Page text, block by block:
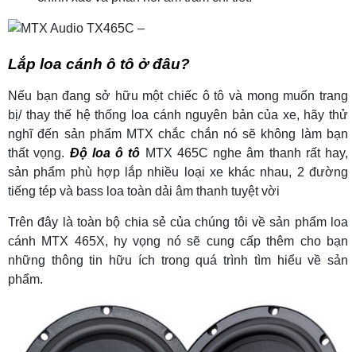
Lắp loa cánh ô tô ở đâu?
Nếu bạn đang sở hữu một chiếc ô tô và mong muốn trang
bị/ thay thế hệ thống loa cánh nguyên bản của xe, hãy thử
nghĩ đến sản phẩm MTX chắc chắn nó sẽ không làm bạn
thất vọng. Độ loa ô tô MTX 465C nghe âm thanh rất hay,
sản phẩm phù hợp lắp nhiều loại xe khác nhau, 2 đường
tiếng tép và bass loa toàn dải âm thanh tuyệt vời
Trên đây là toàn bộ chia sẻ của chúng tôi về sản phẩm loa
cánh MTX 465X, hy vọng nó sẽ cung cấp thêm cho bạn
những thông tin hữu ích trong quá trình tìm hiểu về sản
phẩm.